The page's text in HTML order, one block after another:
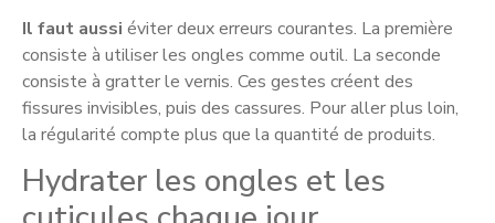
Il faut aussi éviter deux erreurs courantes. La première
consiste à utiliser les ongles comme outil. La seconde
consiste à gratter le vernis. Ces gestes créent des
fissures invisibles, puis des cassures. Pour aller plus loin,
la régularité compte plus que la quantité de produits.
Hydrater les ongles et les